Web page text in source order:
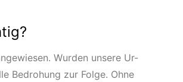
Wurden unsere Ur-
Bedrohung zur Folge. Ohne